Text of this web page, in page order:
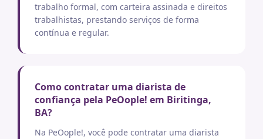
trabalho formal, com carteira assinada e direitos
trabalhistas, prestando serviços de forma
contínua e regular.
Como contratar uma diarista de
confiança pela PeOople! em Biritinga,
BA?
Na PeOople!, você pode contratar uma diarista